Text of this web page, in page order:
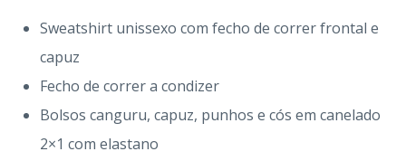
Sweatshirt unissexo com fecho de correr frontal e
capuz
Fecho de correr a condizer
Bolsos canguru, capuz, punhos e cós em canelado
2×1 com elastano